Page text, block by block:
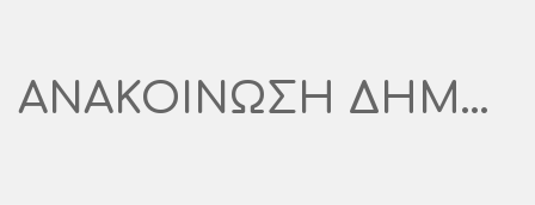
ΑΝΑΚΟΙΝΩΣΗ ΔΗΜΟΣΙΑΣ ΔΙΑΒΟΥΛΕΥΣΗΣ ΔΙΑΜΟΡΦΩΣΗ ΧΩΡΩΝ ΣΤΕΦΑΝΙΟΓΡΑΦΟΥ